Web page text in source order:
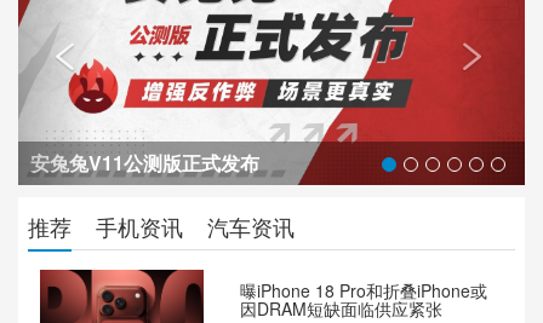
安兔兔V11公测版正式发布
 
推荐 手机资讯 汽车资讯
曝iPhone 18 Pro和折叠iPhone或
因DRAM短缺面临供应紧张